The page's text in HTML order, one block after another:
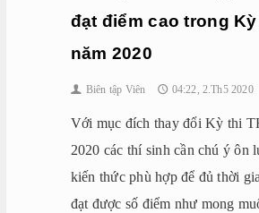
đạt điểm cao trong
năm 2020
👤 Biên tập Viên 🕔 04:22, 2.Th5 2020
Với mục đích thay đổi Kỳ thi
2020 các thí sinh cần chú ý ôn
kiến thức phù hợp để đủ thời
đạt được số điểm như mong